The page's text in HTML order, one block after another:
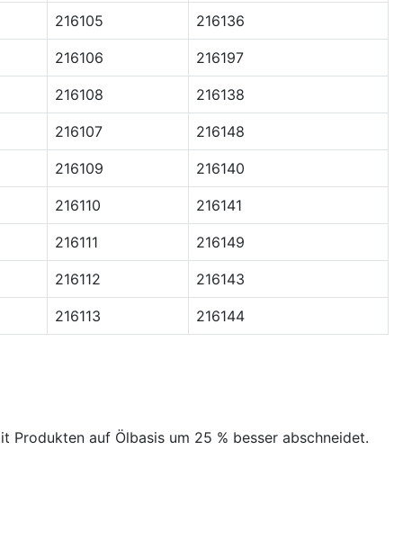
216105 216136
216106 216197
216108 216138
216107 216148
216109 216140
216110 216141
216111 216149
216112 216143
216113 216144
Produkten auf Ölbasis um 25 % besser abschneidet.